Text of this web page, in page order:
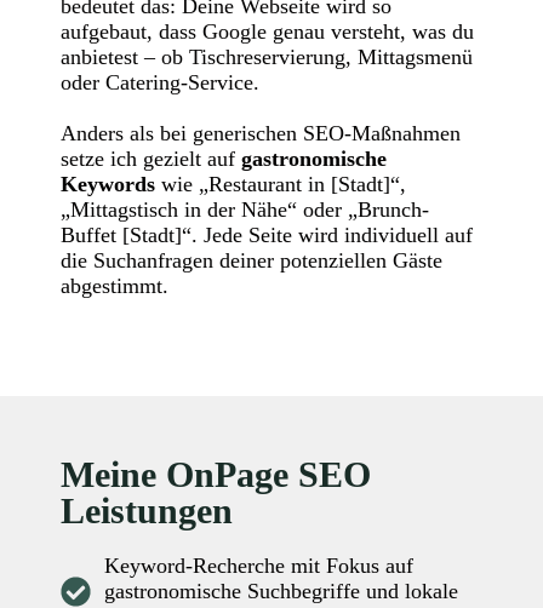
bedeutet das: Deine Webseite wird so
aufgebaut, dass Google genau versteht, was du
anbietest – ob Tischreservierung, Mittagsmenü
oder Catering-Service.
Anders als bei generischen SEO-Maßnahmen
setze ich gezielt auf gastronomische
Keywords wie „Restaurant in [Stadt]“,
„Mittagstisch in der Nähe“ oder „Brunch-
Buffet [Stadt]“. Jede Seite wird individuell auf
die Suchanfragen deiner potenziellen Gäste
abgestimmt.
Meine OnPage SEO
Leistungen
Keyword-Recherche mit Fokus auf
gastronomische Suchbegriffe und lokale